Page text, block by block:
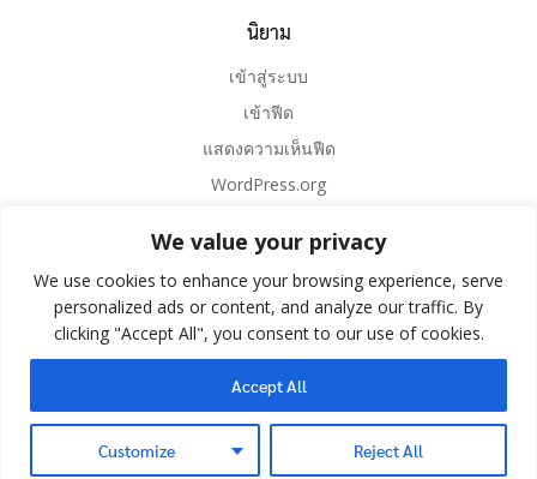
We value your privacy
We use cookies to enhance your browsing experience, serve
personalized ads or content, and analyze our traffic. By
clicking "Accept All", you consent to our use of cookies.
Customize Reject All
Accept All
นิยาม
เข้าสู่ระบบ
เข้าฟีด
แสดงความเห็นฟีด
WordPress.org
© 2026 . Created for free using WordPress andColibri